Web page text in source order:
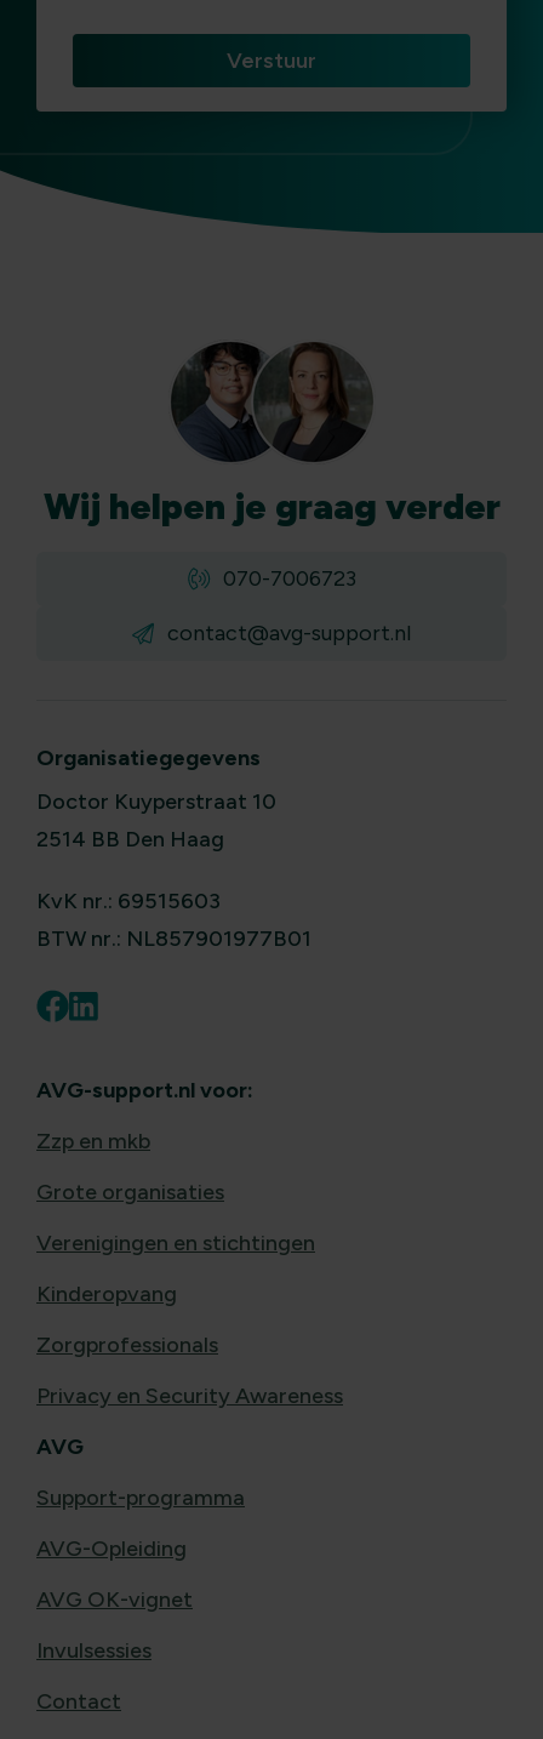
Wij helpen je graag verder
070-7006723
contact@avg-support.nl
Organisatiegegevens
Doctor Kuyperstraat 10
2514 BB Den Haag
KvK nr.: 69515603
BTW nr.: NL857901977B01
AVG-support.nl voor:
Zzp en mkb
Grote organisaties
Verenigingen en stichtingen
Kinderopvang
Zorgprofessionals
Privacy en Security Awareness
AVG
Support-programma
AVG-Opleiding
AVG OK-vignet
Invulsessies
Contact